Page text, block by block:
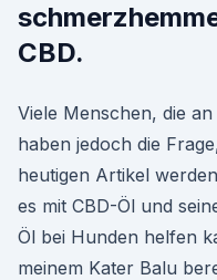
CBD.
Viele Menschen, die
haben jedoch die
heutigen Artikel
es mit CBD-Öl und
Öl bei Hunden helfen
meinem Kater Balu